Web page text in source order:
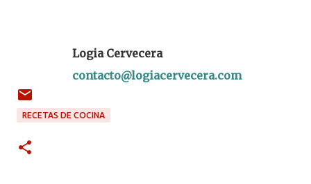
Logia Cervecera
contacto@logiacervecera.com
RECETAS DE COCINA